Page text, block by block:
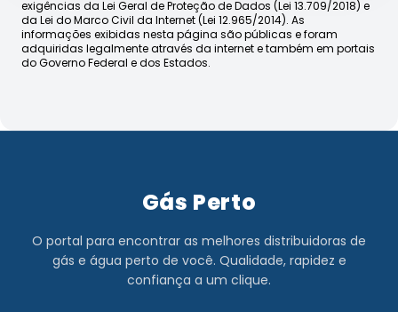
exigências da Lei Geral de Proteção de Dados (Lei 13.709/2018) e
da Lei do Marco Civil da Internet (Lei 12.965/2014). As
informações exibidas nesta página são públicas e foram
adquiridas legalmente através da internet e também em portais
do Governo Federal e dos Estados.
Gás Perto
O portal para encontrar as melhores distribuidoras de
gás e água perto de você. Qualidade, rapidez e
confiança a um clique.